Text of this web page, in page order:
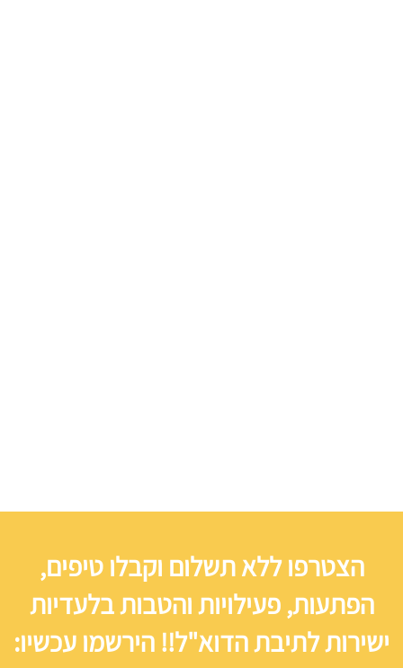
הצטרפו ללא תשלום וקבלו טיפים,
הפתעות, פעילויות והטבות בלעדיות
ישירות לתיבת הדוא"ל!! הירשמו עכשיו: